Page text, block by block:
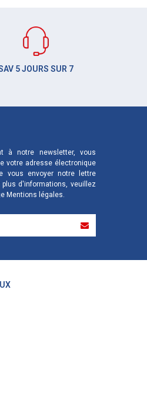
5 JOURS SUR 7
à notre newsletter, vous
votre adresse électronique
vous envoyer notre lettre
plus d'informations, veuillez
Mentions légales.